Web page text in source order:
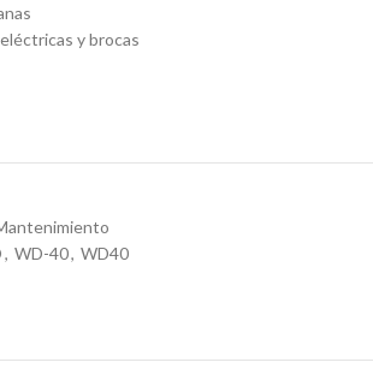
y brocas
, WD-40, WD40